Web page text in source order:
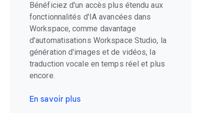
Bénéficiez d'un accès plus étendu aux
fonctionnalités d'IA avancées dans
Workspace, comme davantage
d'automatisations Workspace Studio, la
génération d'images et de vidéos, la
traduction vocale en temps réel et plus
encore.
En savoir plus